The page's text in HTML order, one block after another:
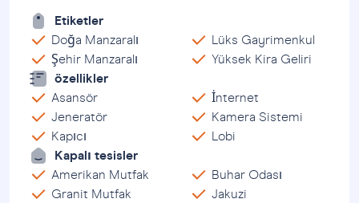
Bu modern rezidansa girdiğinizde şıklık dünyasına
adım atın. Dairede iyi donanımlı bir yatak odası,
tuvaletli şık bir banyo ve çevrenin nefes kesen
manzarasını sunan özel bir balkon bulunmaktadır.
İster sabah kahvenizi yudumlarken ister uzun bir
günün ardından dinlenirken, bu balkon dinlenmek ve
muhteşem manzaraların keyfini çıkarmak için
mükemmel bir ortam sağlar.
Etiketler
Doğa Manzaralı
Lüks Gayrimenkul
Şehir Manzaralı
Yüksek Kira Geliri
özellikler
Asansör
İnternet
Jeneratör
Kamera Sistemi
Kapıcı
Lobi
Kapalı tesisler
Amerikan Mutfak
Buhar Odası
Granit Mutfak
Jakuzi